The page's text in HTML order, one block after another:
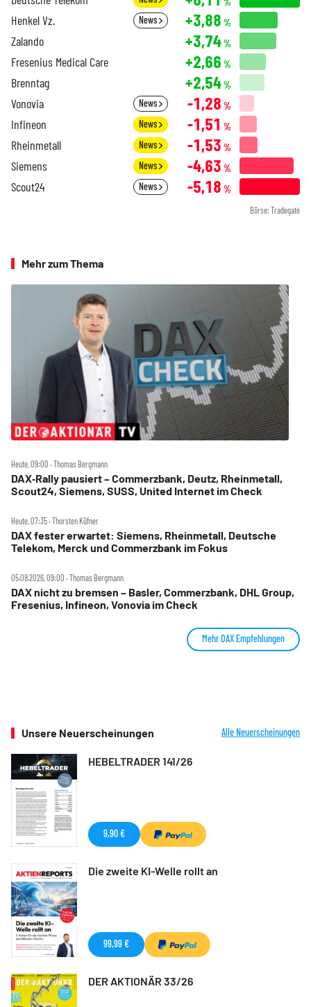
Henkel Vz. News +3,88 %
Zalando +3,74%
Fresenius Medical Care +2,66 %
Brenntag +2,54%
Vonovia News -1,28 %
Infineon News -1,51 %
Rheinmetall News -1,53 %
Siemens News -4,63 %
Scout24 News -5,18 %
Börse: Tradegate
Mehr zum Thema
Heute, 09:00 ‧ Thomas Bergmann
DAX‑Rally pausiert – Commerzbank, Deutz, Rheinmetall,
Scout24, Siemens, SUSS, United Internet im Check
Heute, 07:35 ‧ Thorsten Küfner
DAX fester erwartet: Siemens, Rheinmetall, Deutsche
Telekom, Merck und Commerzbank im Fokus
05.08.2026, 09:00 ‧ Thomas Bergmann
DAX nicht zu bremsen – Basler, Commerzbank, DHL Group,
Fresenius, Infineon, Vonovia im Check
Mehr DAX Empfehlungen
Unsere Neuerscheinungen Alle Neuerscheinungen
HEBELTRADER 141/26
9,90 €
Die zweite KI-Welle rollt an
99,99 €
DER AKTIONÄR 33/26